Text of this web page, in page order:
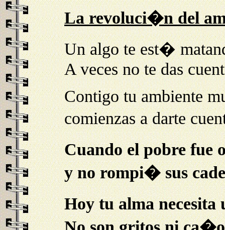
La revoluci�n del
Un algo te est�
A veces no te das
Contigo tu ambiente
comienzas a darte
Cuando el pobre
y no rompi� sus
Hoy tu alma